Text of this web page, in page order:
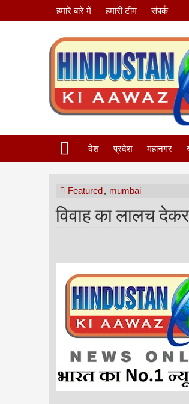
हमारे बारे में हमारी टीम संपर्क
देश प्रदेश महानगर
Featured, mumbai
विवाह का लालच